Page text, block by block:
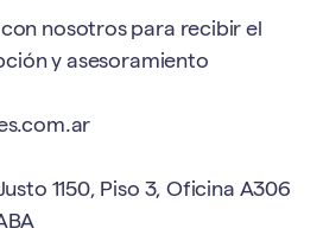
nosotros para recibir el
y asesoramiento
1150, Piso 3, Oficina A306